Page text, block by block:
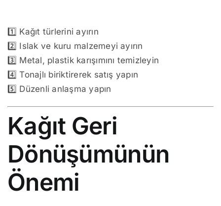
1️⃣ Kağıt türlerini ayırın
2️⃣ Islak ve kuru malzemeyi ayırın
3️⃣ Metal, plastik karışımını temizleyin
4️⃣ Tonajlı biriktirerek satış yapın
5️⃣ Düzenli anlaşma yapın
Kağıt Geri
Dönüşümünün
Önemi